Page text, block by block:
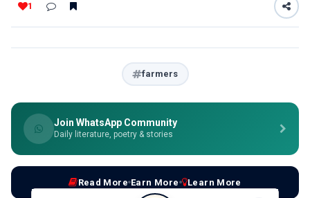
1
farmers
Join WhatsApp Community
Daily literature, poetry & stories
Read More Earn More Learn More